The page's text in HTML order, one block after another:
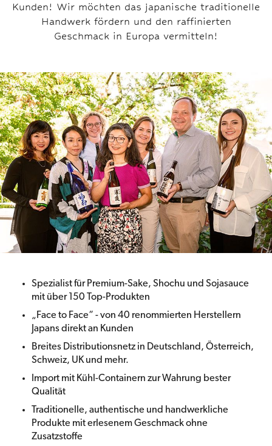
Kunden! Wir möchten das japanische traditionelle
Handwerk fördern und den raffinierten
Geschmack in Europa vermitteln!
Spezialist für Premium-Sake, Shochu und Sojasauce
mit über 150 Top-Produkten
„Face to Face“ - von 40 renommierten Herstellern
Japans direkt an Kunden
Breites Distributionsnetz in Deutschland, Österreich,
Schweiz, UK und mehr.
Import mit Kühl-Containern zur Wahrung bester
Qualität
Traditionelle, authentische und handwerkliche
Produkte mit erlesenem Geschmack ohne
Zusatzstoffe